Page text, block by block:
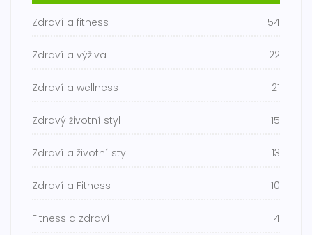
Zdraví a fitness 54
Zdraví a výživa 22
Zdraví a wellness 21
Zdravý životní styl 15
Zdraví a životní styl 13
Zdraví a Fitness 10
Fitness a zdraví 4